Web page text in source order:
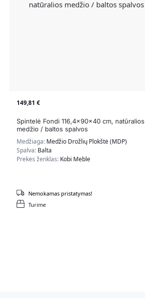
149,81 €
Spintelė Fondi 116,4x90x40 cm, natūralios
medžio / baltos spalvos
Medžiaga: Medžio Drožlių Plokštė (MDP)
Spalva: Balta
Prekės ženklas: Kobi Meble
Turime
Nemokamas pristatymas!